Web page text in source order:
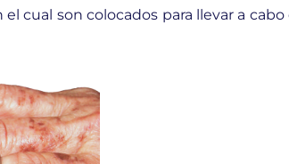
cual son colocados para llevar a cabo